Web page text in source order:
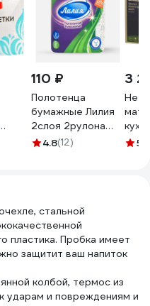
110 ₽
Полотенца
бумажные Лилия
2слоя 2рулона
белый цвет 7570
4.8(12)
3
5
стальной
пластика. Пробка имеет
защитит ваш напиток
колбой, термос из
ударам и повреждениям и